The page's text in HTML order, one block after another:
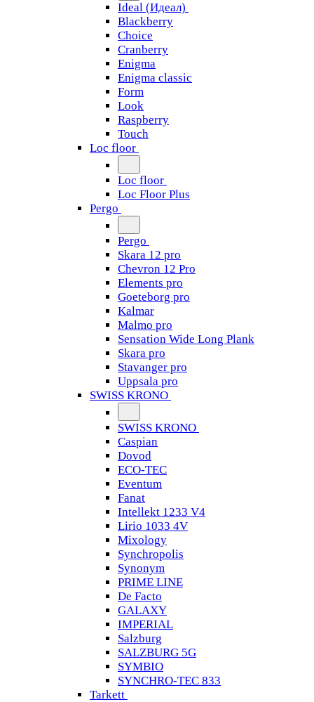
Ideal (Идеал)
Blackberry
Choice
Cranberry
Enigma
Enigma classic
Form
Look
Raspberry
Touch
Loc floor
Loc floor
Loc Floor Plus
Pergo
Pergo
Skara 12 pro
Chevron 12 Pro
Elements pro
Goeteborg pro
Kalmar
Malmo pro
Sensation Wide Long Plank
Skara pro
Stavanger pro
Uppsala pro
SWISS KRONO
SWISS KRONO
Caspian
Dovod
ECO-TEC
Eventum
Fanat
Intellekt 1233 V4
Lirio 1033 4V
Mixology
Synchropolis
Synonym
PRIME LINE
De Facto
GALAXY
IMPERIAL
Salzburg
SALZBURG 5G
SYMBIO
SYNCHRO-TEC 833
Tarkett